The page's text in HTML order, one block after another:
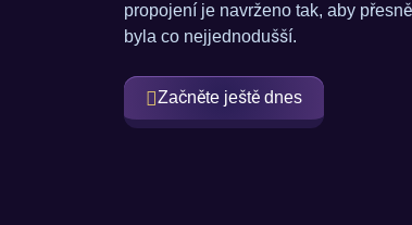
propojení je navrženo tak, aby
byla co nejjednodušší.
Začněte ještě dnes